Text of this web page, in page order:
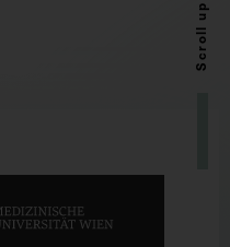
Scroll up